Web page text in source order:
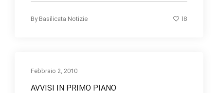
By Basilicata Notizie 18
Febbraio 2, 2010
AVVISI IN PRIMO PIANO